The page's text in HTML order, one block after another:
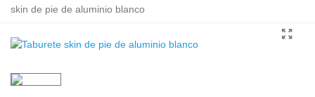
skin de pie de aluminio blanco